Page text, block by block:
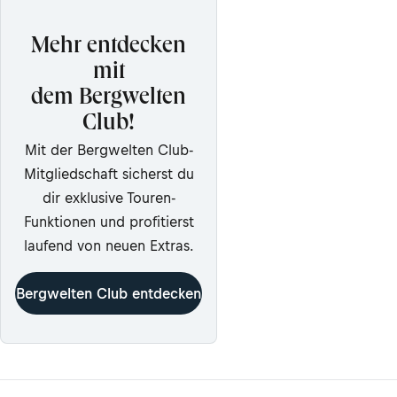
Mehr entdecken
mit
dem Bergwelten
Club!
Mit der Bergwelten Club-
Mitgliedschaft sicherst du
dir exklusive Touren-
Funktionen und profitierst
laufend von neuen Extras.
Bergwelten Club entdecken